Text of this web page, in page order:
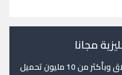
مجانا
10 مليون تحميل